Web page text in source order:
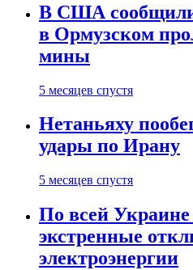
В США
в Ормузском
мины
5 месяцев спустя
Нетаньяху
удары по Ирану
5 месяцев спустя
По всей Украине
экстренные
электроэнергии